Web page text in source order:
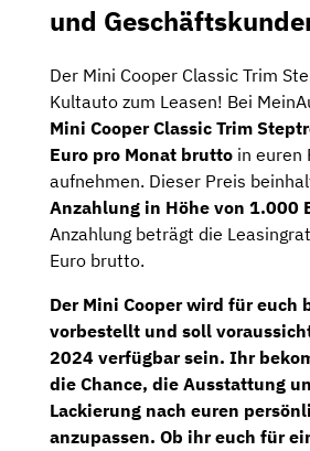
und
Der Mini Cooper Classic Trim
Kultauto zum Leasen! Bei
Mini Cooper Classic Trim
Euro pro Monat brutto in euren
aufnehmen. Dieser Preis
Anzahlung in Höhe von 1.000
Anzahlung beträgt die
Euro brutto.
Der Mini Cooper wird für euch
vorbestellt und soll
2024 verfügbar sein. Ihr
die Chance, die Ausstattung
Lackierung nach euren
anzupassen. Ob ihr euch für